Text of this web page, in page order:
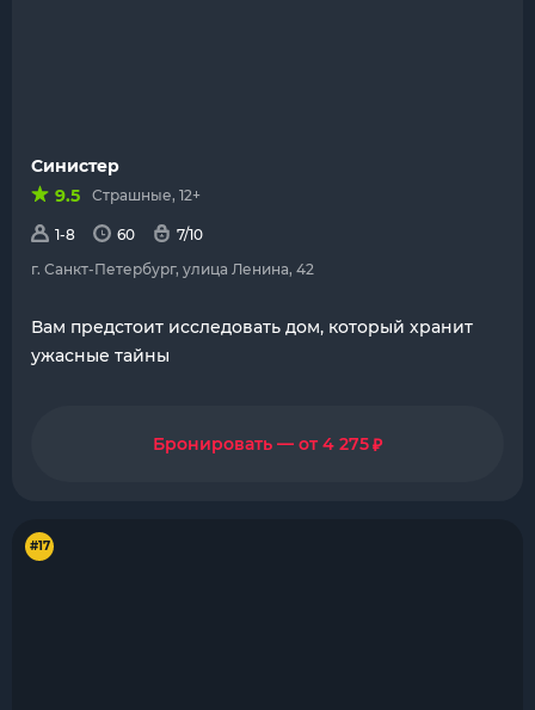
Синистер
9.5
Страшные, 12+
1-8 60
7/10
г. Санкт-Петербург, улица Ленина, 42
Вам предстоит исследовать дом, который хранит
ужасные тайны
Бронировать — от 4 275₽
#17